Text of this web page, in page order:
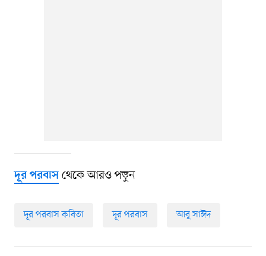
দূর পরবাসথেকে আরও পড়ুন
দূর পরবাস কবিতা দূর পরবাস আবু সাঈদ